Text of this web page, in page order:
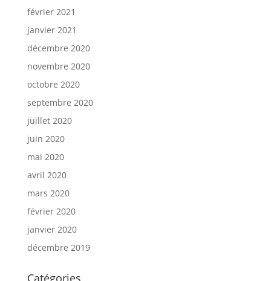
février 2021
janvier 2021
décembre 2020
novembre 2020
octobre 2020
septembre 2020
juillet 2020
juin 2020
mai 2020
avril 2020
mars 2020
février 2020
janvier 2020
décembre 2019
Catégories